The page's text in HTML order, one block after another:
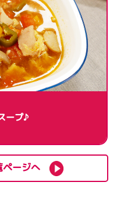
ープ♪
ージへ